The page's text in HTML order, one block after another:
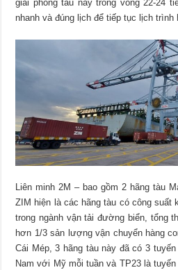
giải phóng tàu này trong vòng 22-24
nhanh và đúng lịch để tiếp tục lịch trình
Liên minh 2M – bao gồm 2 hãng tàu
ZIM hiện là các hãng tàu có công suất
trong ngành vận tải đường biển, tổng
hơn 1/3 sản lượng vận chuyển hàng
Cái Mép, 3 hãng tàu này đã có 3
Nam với Mỹ mỗi tuần và TP23 là